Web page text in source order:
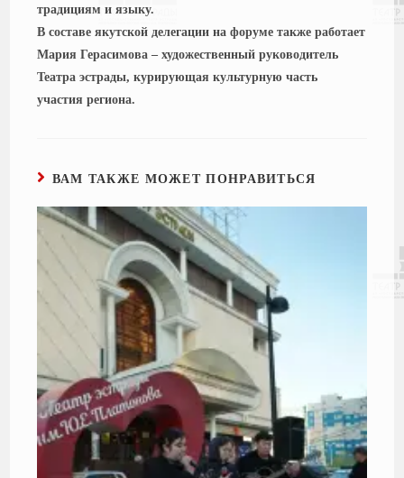
традициям и языку.
В составе якутской делегации на форуме также работает
Мария Герасимова – художественный руководитель
Театра эстрады, курирующая культурную часть
участия региона.
ВАМ ТАКЖЕ МОЖЕТ ПОНРАВИТЬСЯ